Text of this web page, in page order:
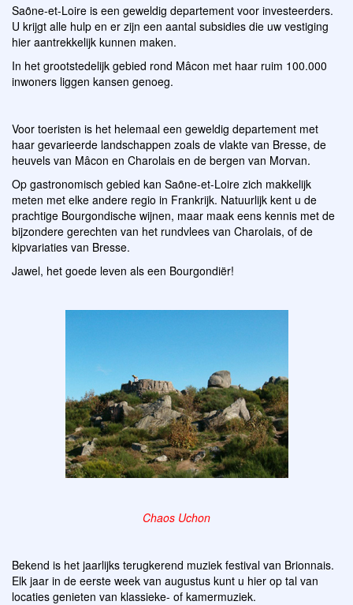
Saȏne-et-Loire is een geweldig departement voor investeerders.
U krijgt alle hulp en er zijn een aantal subsidies die uw vestiging
hier aantrekkelijk kunnen maken.
In het grootstedelijk gebied rond Mâcon met haar ruim 100.000
inwoners liggen kansen genoeg.
Voor toeristen is het helemaal een geweldig departement met
haar gevarieerde landschappen zoals de vlakte van Bresse, de
heuvels van Mâcon en Charolais en de bergen van Morvan.
Op gastronomisch gebied kan Saȏne-et-Loire zich makkelijk
meten met elke andere regio in Frankrijk. Natuurlijk kent u de
prachtige Bourgondische wijnen, maar maak eens kennis met de
bijzondere gerechten van het rundvlees van Charolais, of de
kipvariaties van Bresse.
Jawel, het goede leven als een Bourgondiër!
Chaos Uchon
Bekend is het jaarlijks terugkerend muziek festival van Brionnais.
Elk jaar in de eerste week van augustus kunt u hier op tal van
locaties genieten van klassieke- of kamermuziek.